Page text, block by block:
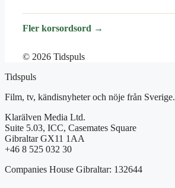
Fler korsordsord →
© 2026 Tidspuls
Tidspuls
Film, tv, kändisnyheter och nöje från Sverige.
Klarälven Media Ltd.
Suite 5.03, ICC, Casemates Square
Gibraltar GX11 1AA
+46 8 525 032 30
Companies House Gibraltar: 132644